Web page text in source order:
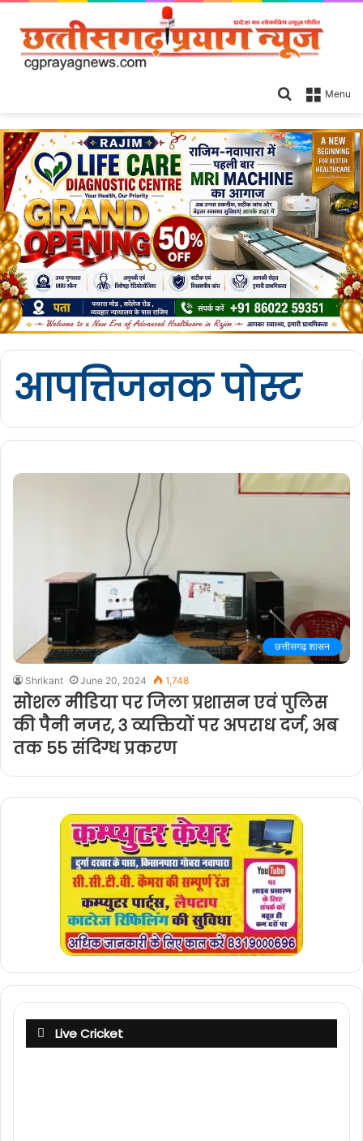
Menu
Search
आपत्तिजनक पोस्ट
छत्तीसगढ़ शासन
Shrikant June 20, 2024 1,748
सोशल मीडिया पर जिला प्रशासन एवं पुलिस
की पैनी नजर, 3 व्यक्तियों पर अपराध दर्ज, अब
तक 55 संदिग्ध प्रकरण
Live Cricket